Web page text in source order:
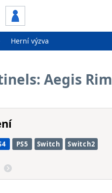
Herní výzva
Aegis Rim
PS5 Switch Switch2